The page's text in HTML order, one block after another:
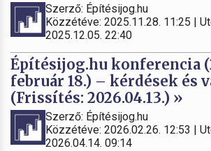
Szerző: Építésijog.hu
Közzétéve: 2025.11.28. 11:25 |
2025.12.05. 22:40
Építésijog.hu konferencia
február 18.) – kérdések és
(Frissítés: 2026.04.13.) »
Szerző: Építésijog.hu
Közzétéve: 2026.02.26. 12:53 |
2026.04.14. 09:14